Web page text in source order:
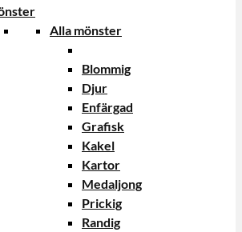
Alla mönster
Blommig
Djur
Enfärgad
Grafisk
Kakel
Kartor
Medaljong
Prickig
Randig